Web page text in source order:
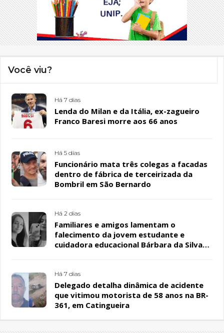
Você viu?
Há 7 dias
Lenda do Milan e da Itália, ex-zagueiro
Franco Baresi morre aos 66 anos
Há 5 dias
Funcionário mata três colegas a facadas
dentro de fábrica de terceirizada da
Bombril em São Bernardo
Há 2 dias
Familiares e amigos lamentam o
falecimento da jovem estudante e
cuidadora educacional Bárbara da Silva
Há 7 dias
Delegado detalha dinâmica de acidente
que vitimou motorista de 58 anos na BR-
361, em Catingueira